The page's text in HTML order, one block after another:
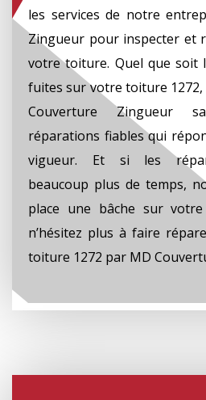
les services de notre
Zingueur pour inspecter et
votre toiture. Quel que soit
fuites sur votre toiture
Couverture Zingueur
réparations fiables qui
vigueur. Et si les
beaucoup plus de temps,
place une bâche sur
n’hésitez plus à faire
toiture 1272 par MD